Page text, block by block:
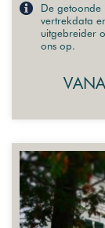
De getoonde
vertrekdata
uitgebreider
ons op.